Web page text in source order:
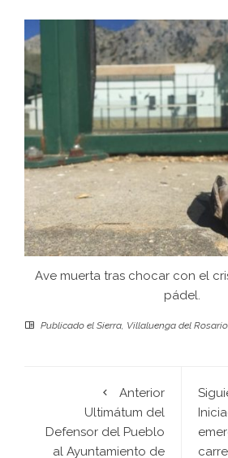
Ave muerta tras chocar con el
pádel.
Publicado el Sierra, Villaluenga del Rosario
Anterior
Ultimátum del
Defensor del Pueblo
al Ayuntamiento de